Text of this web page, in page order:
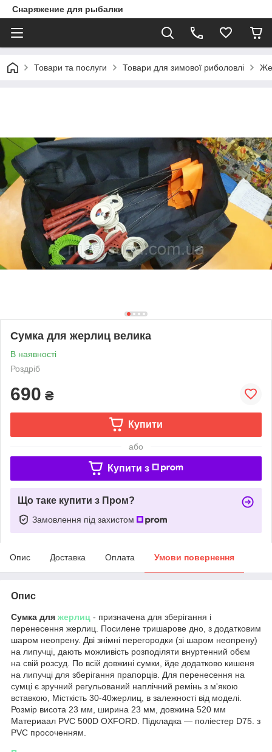
Снаряжение для рыбалки
Товари та послуги Товари для зимової риболовлі
Сумка для жерлиц велика
В наявності
Роздріб
690 ₴
Купити
або
Купити з
Що таке купити з Пром?
Замовлення під захистом
Опис Доставка Оплата Умови повернення
Опис
Сумка для жерлиц - призначена для зберігання і
перенесення жерлиц. Посилене тришарове дно, з додатковим
шаром неопрену. Дві знімні перегородки (зі шаром неопрену)
на липучці, дають можливість розподіляти внуртенний обєм
на свій розсуд. По всій довжині сумки, йде додатково кишеня
на липучці для зберігання прапорців. Для перенесення на
сумці є зручний регульований наплічний ремінь з м'якою
вставкою, Місткість 30-40жерлиц, в залежності від моделі.
Розмір висота 23 мм, ширина 23 мм, довжина 520 мм
Материаал PVC 500D OXFORD. Підкладка ― поліестер D75. з
PVC просоченням.